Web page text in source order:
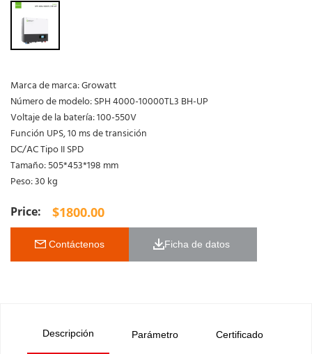
Marca de marca: Growatt
Número de modelo: SPH 4000-10000TL3 BH-UP
Voltaje de la batería: 100-550V
Función UPS, 10 ms de transición
DC/AC Tipo II SPD
Tamaño: 505*453*198 mm
Peso: 30 kg
$1800.00
Contáctenos Ficha de datos
Descripción Parámetro Certificado